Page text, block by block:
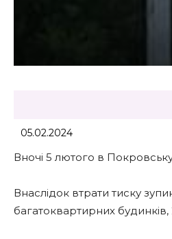
05.02.2024
Вночі 5 лютого в
Внаслідок втрати тиску
багатоквартирних